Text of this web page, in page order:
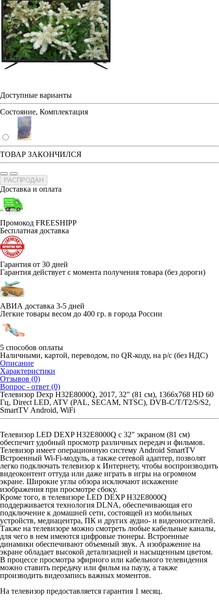
Доступные варианты
Состояние, Комплектация
ТОВАР ЗАКОНЧИЛСЯ
РАСПРОДАН
Доставка и оплата
Промокод FREESHIPP
Бесплатная доставка
Гарантия от 30 дней
Гарантия действует с момента получения товара (без дороги)
АВИА доставка 3-5 дней
Легкие товары весом до 400 гр. в города России
5 способов оплаты
Наличными, картой, переводом, по QR-коду, на р/с (без НДС)
Описание
Характеристики
Отзывов (0)
Вопрос - ответ (0)
Телевизор Dexp H32E8000Q, 2017, 32" (81 см), 1366x768 HD 60
Гц, Direct LED, ATV (PAL, SECAM, NTSC), DVB-C/T/T2/S/S2,
SmartTV Android, WiFi
Телевизор LED DEXP H32E8000Q с 32" экраном (81 см)
обеспечит удобный просмотр различных передач и фильмов.
Телевизор имеет операционную систему Android SmartTV
Встроенный Wi-Fi-модуль, а также сетевой адаптер, позволят
легко подключать телевизор к Интернету, чтобы воспроизводить
видеоконтент оттуда или даже играть в игры на огромном
экране. Широкие углы обзора исключают искажение
изображения при просмотре сбоку.
Кроме того, в телевизоре LED DEXP H32E8000Q
поддерживается технология DLNA, обеспечивающая его
подключение к домашней сети, состоящей из мобильных
устройств, медиацентра, ПК и других аудио- и видеоносителей.
Также на телевизоре можно смотреть любые кабельные каналы,
для чего в нем имеются цифровые тюнеры. Встроенные
динамики обеспечивают объемный звук. А изображение на
экране обладает высокой детализацией и насыщенным цветом.
В процессе просмотра эфирного или кабельного телевидения
можно ставить передачу или фильм на паузу, а также
производить видеозапись важных моментов.
На телевизор предоставляется гарантия 1 месяц.